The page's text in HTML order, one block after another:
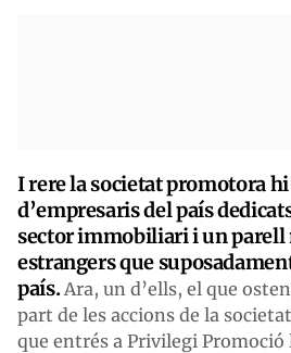
I rere la societat promotora
d’empresaris del país
sector immobiliari i un parell
estrangers que
país. Ara, un d’ells, el que
part de les accions de la
que entrés a Privilegi Promoció